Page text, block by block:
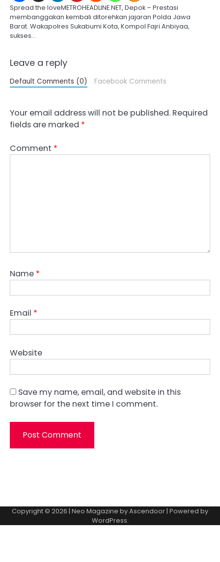
Spread the loveMETROHEADLINE.NET, Depok – Prestasi
membanggakan kembali ditorehkan jajaran Polda Jawa
Barat. Wakapolres Sukabumi Kota, Kompol Fajri Anbiyaa,
sukses…
Leave a reply
Default Comments (0) Facebook Comments
Your email address will not be published. Required
fields are marked *
Comment *
Name *
Email *
Website
Save my name, email, and website in this
browser for the next time I comment.
Copyright © 2026 | Neo Magazine byAscendoor| Powered by
WordPress.